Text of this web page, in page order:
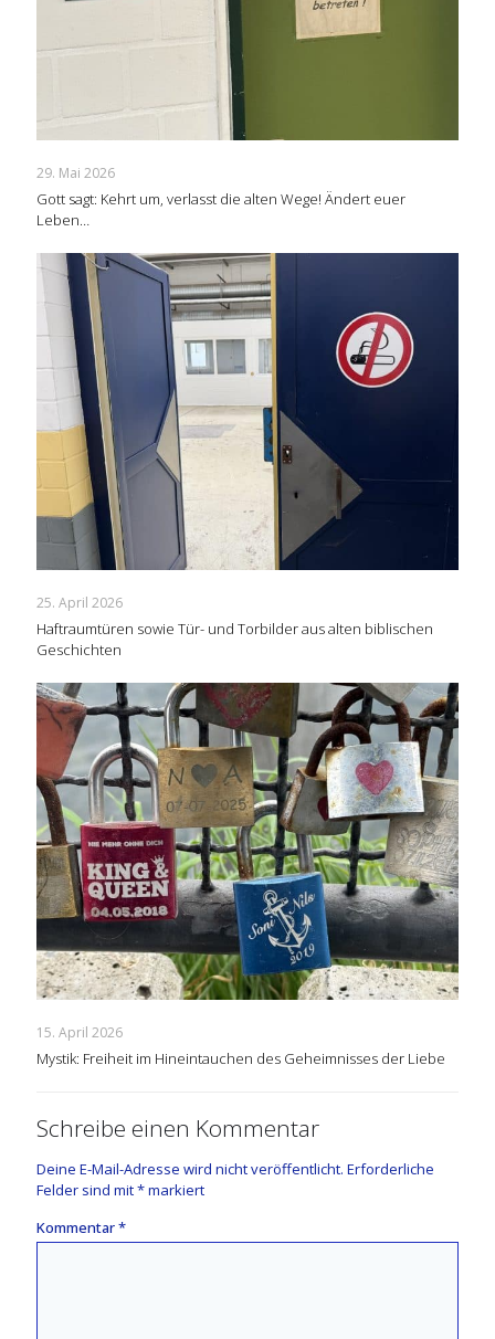
29. Mai 2026
Gott sagt: Kehrt um, verlasst die alten Wege! Ändert euer
Leben…
25. April 2026
Haftraumtüren sowie Tür- und Torbilder aus alten biblischen
Geschichten
15. April 2026
Mystik: Freiheit im Hineintauchen des Geheimnisses der Liebe
Schreibe einen Kommentar
Deine E-Mail-Adresse wird nicht veröffentlicht. Erforderliche
Felder sind mit*markiert
Kommentar*